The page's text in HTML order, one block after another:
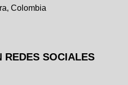
Colombia
REDES SOCIALES